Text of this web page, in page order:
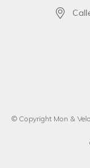
© Copyright Mon &